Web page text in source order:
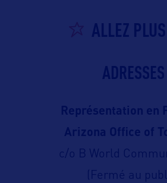
ALLEZ
ADRESSES
Représentation en
Arizona Office of
c/o B World
(Fermé au